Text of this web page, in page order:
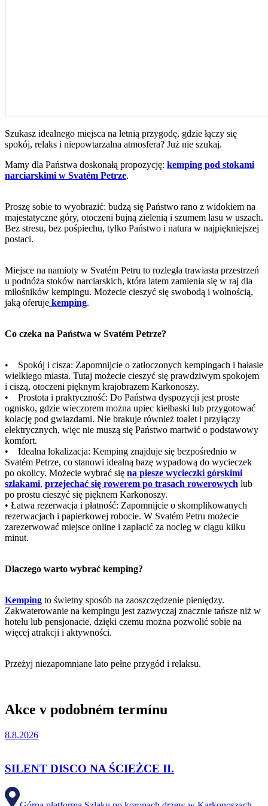
Szukasz idealnego miejsca na letnią przygodę, gdzie łączy się
spokój, relaks i niepowtarzalna atmosfera? Już nie szukaj.
Mamy dla Państwa doskonałą propozycję: kemping pod stokami
narciarskimi w Svatém Petrze.
Proszę sobie to wyobrazić: budzą się Państwo rano z widokiem na
majestatyczne góry, otoczeni bujną zielenią i szumem lasu w uszach.
Bez stresu, bez pośpiechu, tylko Państwo i natura w najpiękniejszej
postaci.
Miejsce na namioty w Svatém Petru to rozległa trawiasta przestrzeń
u podnóża stoków narciarskich, która latem zamienia się w raj dla
miłośników kempingu. Możecie cieszyć się swobodą i wolnością,
jaką oferuje kemping.
Co czeka na Państwa w Svatém Petrze?
• Spokój i cisza: Zapomnijcie o zatłoczonych kempingach i hałasie
wielkiego miasta. Tutaj możecie cieszyć się prawdziwym spokojem
i ciszą, otoczeni pięknym krajobrazem Karkonoszy.
• Prostota i praktyczność: Do Państwa dyspozycji jest proste
ognisko, gdzie wieczorem można upiec kiełbaski lub przygotować
kolację pod gwiazdami. Nie brakuje również toalet i przyłączy
elektrycznych, więc nie muszą się Państwo martwić o podstawowy
komfort.
• Idealna lokalizacja: Kemping znajduje się bezpośrednio w
Svatém Petrze, co stanowi idealną bazę wypadową do wycieczek
po okolicy. Możecie wybrać się na piesze wycieczki górskimi
szlakami, przejechać się rowerem po trasach rowerowych lub
po prostu cieszyć się pięknem Karkonoszy.
• Łatwa rezerwacja i płatność: Zapomnijcie o skomplikowanych
rezerwacjach i papierkowej robocie. W Svatém Petru możecie
zarezerwować miejsce online i zapłacić za nocleg w ciągu kilku
minut.
Dlaczego warto wybrać kemping?
Kemping to świetny sposób na zaoszczędzenie pieniędzy.
Zakwaterowanie na kempingu jest zazwyczaj znacznie tańsze niż w
hotelu lub pensjonacie, dzięki czemu można pozwolić sobie na
więcej atrakcji i aktywności.
Przeżyj niezapomniane lato pełne przygód i relaksu.
Akce v podobném termínu
8.8.2026
SILENT DISCO NA ŚCIEŻCE II.